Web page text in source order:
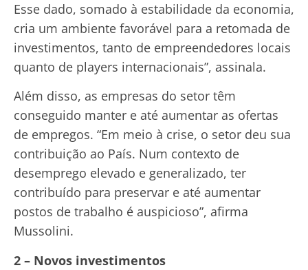
Esse dado, somado à estabilidade da economia,
cria um ambiente favorável para a retomada de
investimentos, tanto de empreendedores locais
quanto de players internacionais”, assinala.
Além disso, as empresas do setor têm
conseguido manter e até aumentar as ofertas
de empregos. “Em meio à crise, o setor deu sua
contribuição ao País. Num contexto de
desemprego elevado e generalizado, ter
contribuído para preservar e até aumentar
postos de trabalho é auspicioso”, afirma
Mussolini.
2 – Novos investimentos